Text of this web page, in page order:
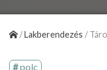
/Lakberendezés /
polc